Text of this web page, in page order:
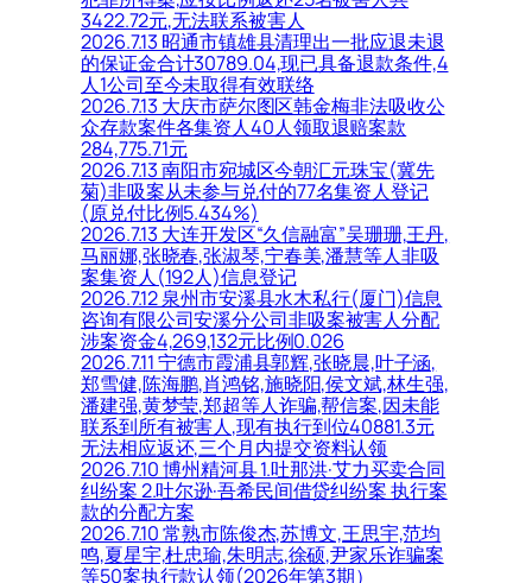
3422.72元,无法联系被害人
2026.7.13 昭通市镇雄县清理出一批应退未退
的保证金合计30789.04,现已具备退款条件,4
人1公司至今未取得有效联络
2026.7.13 大庆市萨尔图区韩金梅非法吸收公
众存款案件各集资人40人领取退赔案款
284,775.71元
2026.7.13 南阳市宛城区今朝汇元珠宝(冀先
菊)非吸案从未参与兑付的77名集资人登记
(原兑付比例5.434%)
2026.7.13 大连开发区“久信融富”吴珊珊,王丹,
马丽娜,张晓春,张淑琴,宁春美,潘慧等人非吸
案集资人(192人)信息登记
2026.7.12 泉州市安溪县水木私行(厦门)信息
咨询有限公司安溪分公司非吸案被害人分配
涉案资金4,269,132元比例0.026
2026.7.11 宁德市霞浦县郭辉,张晓晨,叶子涵,
郑雪健,陈海鹏,肖鸿铭,施晓阳,侯文斌,林生强,
潘建强,黄梦莹,郑超等人诈骗,帮信案,因未能
联系到所有被害人,现有执行到位40881.3元
无法相应返还,三个月内提交资料认领
2026.7.10 博州精河县 1.吐那洪·艾力买卖合同
纠纷案 2.吐尔逊·吾希民间借贷纠纷案 执行案
款的分配方案
2026.7.10 常熟市陈俊杰,苏博文,王思宇,范均
鸣,夏星宇,杜忠瑜,朱明志,徐硕,尹家乐诈骗案
等50案执行款认领(2026年第3期）